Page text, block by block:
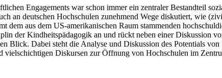
Engagements war schon immer ein zentraler Bestandteil
an deutschen Hochschulen zunehmend Wege diskutiert, wie
dem aus dem US-amerikanischen Raum stammenden
der Kindheitspädagogik an und rückt neben einer
Blick. Dabei steht die Analyse und Diskussion des Potentials
vielschichtigen Diskursen zur Öffnung von Hochschulen im